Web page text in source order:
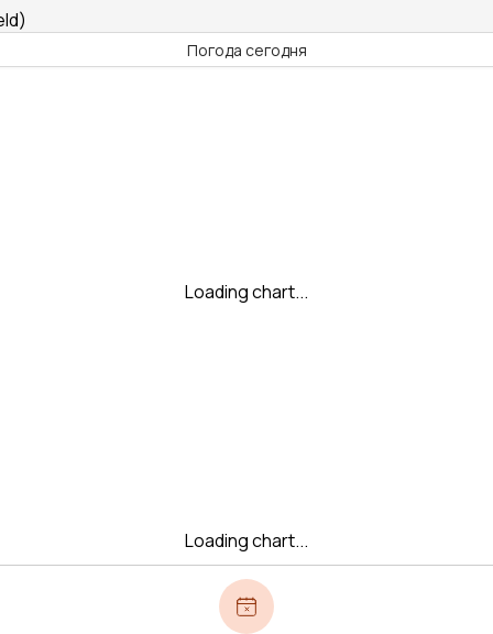
Погода сегодня
Loading chart...
Loading chart...